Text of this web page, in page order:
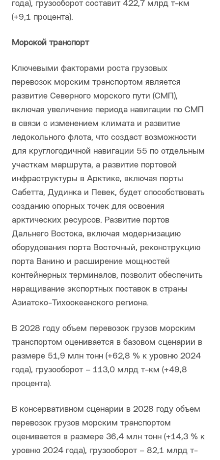
года), грузооборот составит 422,7 млрд т-км
(+9,1 процента).
Морской транспорт
Ключевыми факторами роста грузовых
перевозок морским транспортом является
развитие Северного морского пути (СМП),
включая увеличение периода навигации по СМП
в связи с изменением климата и развитие
ледокольного флота, что создаст возможности
для круглогодичной навигации 55 по отдельным
участкам маршрута, а развитие портовой
инфраструктуры в Арктике, включая порты
Сабетта, Дудинка и Певек, будет способствовать
созданию опорных точек для освоения
арктических ресурсов. Развитие портов
Дальнего Востока, включая модернизацию
оборудования порта Восточный, реконструкцию
порта Ванино и расширение мощностей
контейнерных терминалов, позволит обеспечить
наращивание экспортных поставок в страны
Азиатско-Тихоокеанского региона.
В 2028 году объем перевозок грузов морским
транспортом оценивается в базовом сценарии в
размере 51,9 млн тонн (+62,8 % к уровню 2024
года), грузооборот – 113,0 млрд т-км (+49,8
процента).
В консервативном сценарии в 2028 году объем
перевозок грузов морским транспортом
оценивается в размере 36,4 млн тонн (+14,3 % к
уровню 2024 года), грузооборот – 82,1 млрд т-